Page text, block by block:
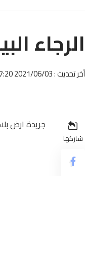
الرجاء
أخر تحديث : 2021/06/03 at 7:20 مساءً
شاركها
جريدة ارض
مني فريق